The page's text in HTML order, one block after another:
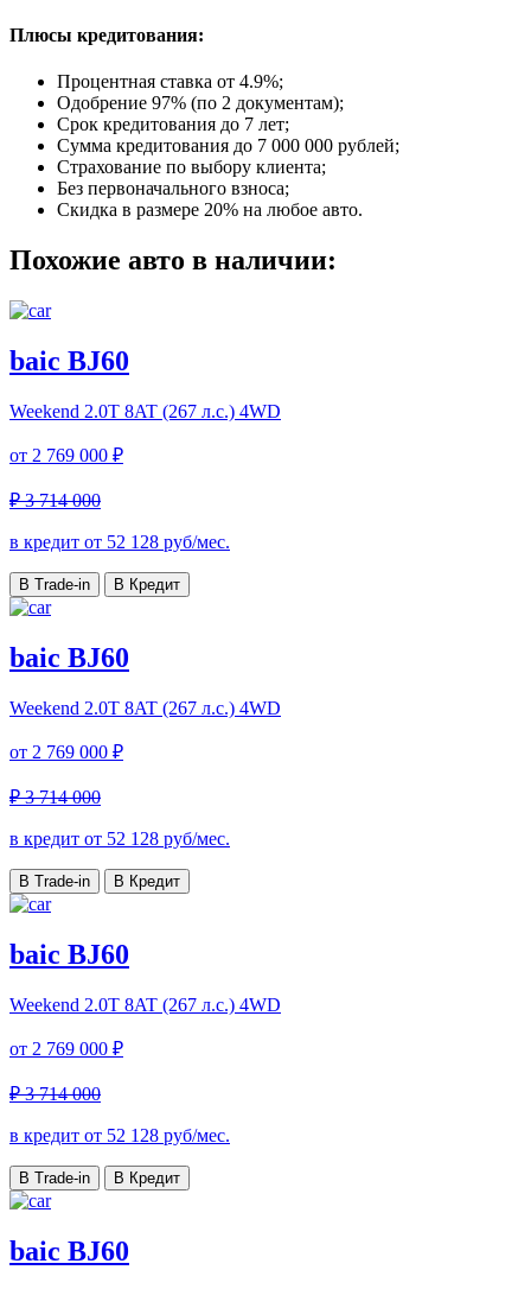
Плюсы кредитования:
Процентная ставка от 4.9%;
Одобрение 97% (по 2 документам);
Срок кредитования до 7 лет;
Сумма кредитования до 7 000 000 рублей;
Страхование по выбору клиента;
Без первоначального взноса;
Скидка в размере 20% на любое авто.
Похожие авто в наличии:
baic BJ60
Weekend 2.0T 8AT (267 л.с.) 4WD
от 2 769 000 ₽
₽ 3 714 000
в кредит от 52 128 руб/мес.
В Trade-in В Кредит
baic BJ60
Weekend 2.0T 8AT (267 л.с.) 4WD
от 2 769 000 ₽
₽ 3 714 000
в кредит от 52 128 руб/мес.
В Trade-in В Кредит
baic BJ60
Weekend 2.0T 8AT (267 л.с.) 4WD
от 2 769 000 ₽
₽ 3 714 000
в кредит от 52 128 руб/мес.
В Trade-in В Кредит
baic BJ60